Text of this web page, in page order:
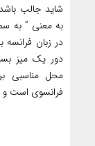
در زبان
دور یک میز
محل مناسبی
فرانسوی است و